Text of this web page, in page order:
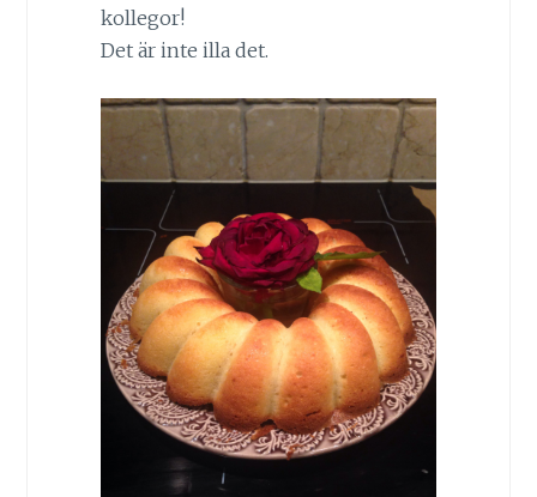
kollegor!
Det är inte illa det.